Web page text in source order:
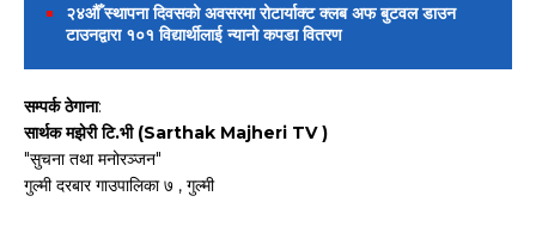
२४औँ स्थापना दिवसको अवसरमा रोटार्याक्ट क्लब अफ बुटवल डाउन
टाउनद्वारा १०१ विद्यार्थीलाई न्यानो कपडा वितरण
सम्पर्क ठेगाना:
सार्थक मझेरी टि.भी (Sarthak Majheri TV )
"सुचना तथा मनोरञ्जन"
गुल्मी दरबार गाउपालिका ७ , गुल्मी